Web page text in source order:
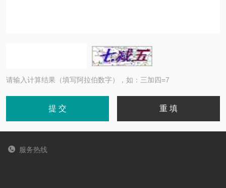
请输入计算结果（填写阿拉伯数字），如：三加四=7
服务热线